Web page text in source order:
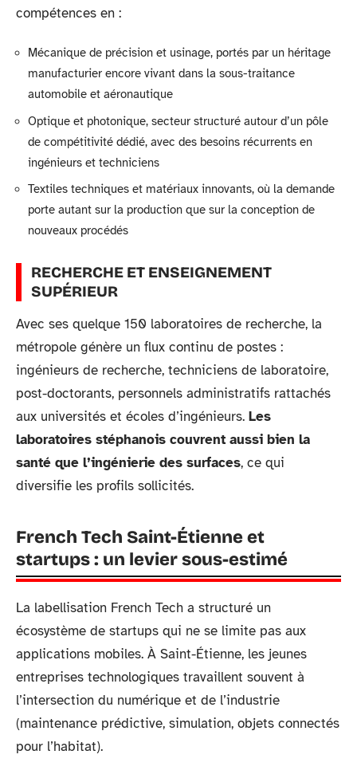
compétences en :
Mécanique de précision et usinage, portés par un héritage
manufacturier encore vivant dans la sous-traitance
automobile et aéronautique
Optique et photonique, secteur structuré autour d’un pôle
de compétitivité dédié, avec des besoins récurrents en
ingénieurs et techniciens
Textiles techniques et matériaux innovants, où la demande
porte autant sur la production que sur la conception de
nouveaux procédés
RECHERCHE ET ENSEIGNEMENT
SUPÉRIEUR
Avec ses quelque 150 laboratoires de recherche, la
métropole génère un flux continu de postes :
ingénieurs de recherche, techniciens de laboratoire,
post-doctorants, personnels administratifs rattachés
aux universités et écoles d’ingénieurs. Les
laboratoires stéphanois couvrent aussi bien la
santé que l’ingénierie des surfaces, ce qui
diversifie les profils sollicités.
French Tech Saint-Étienne et
startups : un levier sous-estimé
La labellisation French Tech a structuré un
écosystème de startups qui ne se limite pas aux
applications mobiles. À Saint-Étienne, les jeunes
entreprises technologiques travaillent souvent à
l’intersection du numérique et de l’industrie
(maintenance prédictive, simulation, objets connectés
pour l’habitat).